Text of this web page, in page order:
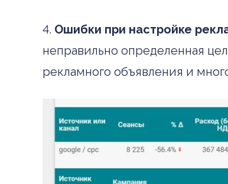
4. Ошибки при настройке
неправильно определенная
рекламного объявления и